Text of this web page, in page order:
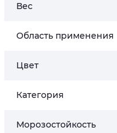
Вес
Область применения
Цвет
Категория
Морозостойкость